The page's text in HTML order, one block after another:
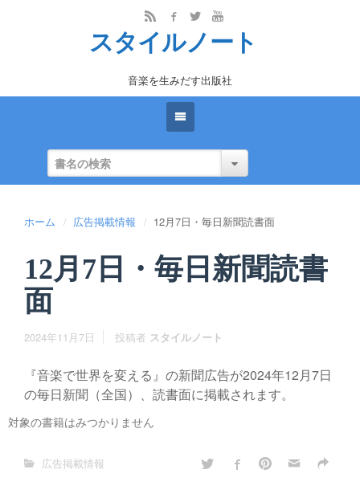
スタイルノート
音楽を生みだす出版社
ホーム 広告掲載情報 12月7日・毎日新聞読書面
12月7日・毎日新聞読書
面
2024年11月7日 投稿者 スタイルノート
『音楽で世界を変える』の新聞広告が2024年12月7日
の毎日新聞（全国）、読書面に掲載されます。
対象の書籍はみつかりません
広告掲載情報